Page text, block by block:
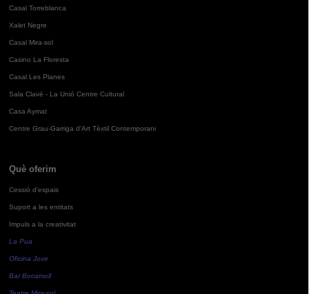
Casal Torreblanca
Xalet Negre
Casal Mira-sol
Casino La Floresta
Casal Les Planes
Sala Clavé - La Unió Centre Cultural
Casa Aymat
Centre Grau-Garriga d'Art Tèxtil Contemporani
Què oferim
Cessió d'espais
Suport a les entitats
Impuls a la creativitat
La Pua
Oficina Jove
Bar Bocamoll